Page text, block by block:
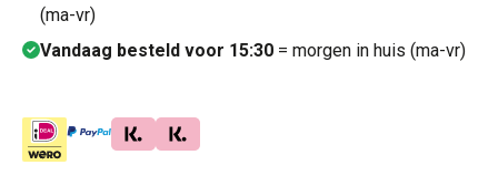
(ma-vr)
Vandaag besteld voor 15:30 = morgen in huis (ma-vr)